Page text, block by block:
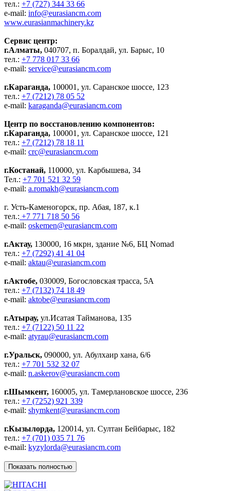
тел.: +7 (727) 344 33 66
e-mail: info@eurasiancm.com
www.eurasianmachinery.kz
Сервис центр:
г.Алматы, 040707, п. Боралдай, ул. Барыс, 10
тел.: +7 778 017 33 66
e-mail: service@eurasiancm.com
г.Караганда, 100001, ул. Саранское шоссе, 123
тел.: +7 (7212) 78 05 52
e-mail: karaganda@eurasiancm.com
Центр по восстановлению компонентов:
г.Караганда, 100001, ул. Саранское шоссе, 121
тел.: +7 (7212) 78 18 11
e-mail: crc@eurasiancm.com
г.Костанай, 110000, ул. Карбышева, 34
Тел.: +7 701 521 32 59
e-mail: a.romakh@eurasiancm.com
г. Усть-Каменогорск, пр. Абая, 187, к.1
тел.: +7 771 718 50 56
e-mail: oskemen@eurasiancm.com
г.Актау, 130000, 16 мкрн, здание №6, БЦ Nomad
тел.: +7 (7292) 41 41 04
e-mail: aktau@eurasiancm.com
г.Актобе, 030009, Богословская трасса, 5А
тел.: +7 (7132) 74 18 49
e-mail: aktobe@eurasiancm.com
г.Атырау, ул.Исатая Тайманова, 135
тел.: +7 (7122) 50 11 22
e-mail: atyrau@eurasiancm.com
г.Уральск, 090000, ул. Абулхаир хана, 6/6
тел.: +7 701 532 32 07
e-mail: n.askerov@eurasiancm.com
г.Шымкент, 160005, ул. Тамерлановское шоссе, 236
тел.: +7 (7252) 921 339
e-mail: shymkent@eurasiancm.com
г.Кызылорда, 120014, ул. Султан Бейбарыс, 182
тел.: +7 (701) 035 71 76
e-mail: kyzylorda@eurasiancm.com
Показать полностью